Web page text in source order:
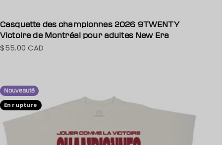
Casquette des championnes 2026 9TWENTY
Victoire de Montréal pour adultes New Era
Prix de vente
$55.00 CAD
Nouveauté
En rupture